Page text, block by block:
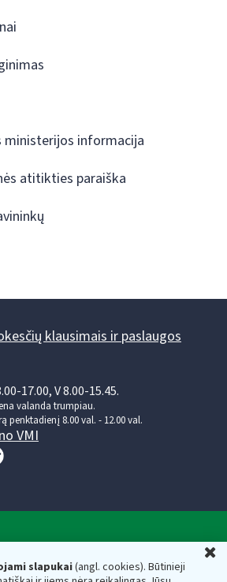
slapukai(angl. cookies). Būtinieji
ministerijos informacija
atitikties paraiška
klausimais ir paslaugos
17.00, V 8.00-15.45.
valanda trumpiau.
penktadienį 8.00 val. - 12.00 val.
VMI
ministerijos